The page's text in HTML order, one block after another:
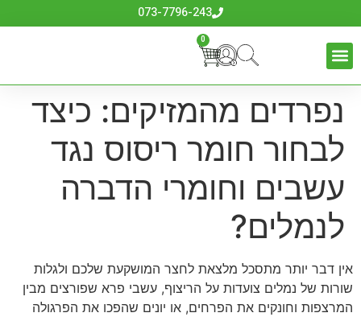
073-7796-243
0
נפרדים מהמזיקים: כיצד
לבחור חומר ריסוס נגד
עשבים וחומרי הדברה
לנמלים?
אין דבר יותר מתסכל מלצאת לחצר המושקעת שלכם ולגלות
שורות של נמלים צועדות על הריצוף, עשבי פרא שפורצים מבין
המרצפות וחונקים את הפרחים, או יונים שהפכו את הפרגולה